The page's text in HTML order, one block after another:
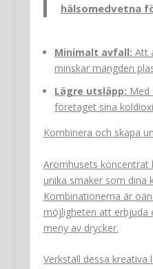
hälsomedvetna
Minimalt avfall: Att
minskar mängden
Lägre utsläpp: Med
företaget sina
Kombinera och skapa
Aromhusets koncentrat
unika smaker som dina
Kombinationerna är
möjligheten att erbjuda
meny av drycker.
Verkställ dessa